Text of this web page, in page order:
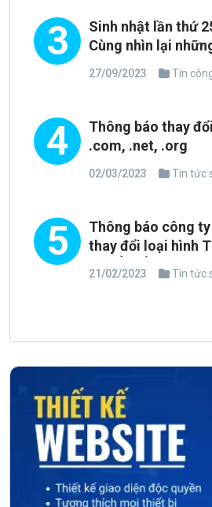
3
Sinh nhật lần thứ
Cùng nhìn lại
phong cách thiết kế
27/09/2023 Tin
4
Thông báo thay
.com, .net, .org
02/03/2023 Tin tức
5
Thông báo công
thay đổi loại hình
ty CỔ PHẦN
21/02/2023 Tin tức